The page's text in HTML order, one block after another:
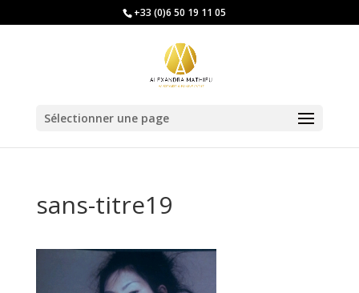
+33 (0)6 50 19 11 05
Sélectionner une page
sans-titre19